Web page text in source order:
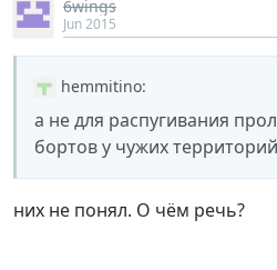
6wings
Jun 2015
hemmitino:
а не для распугивания
бортов у чужих
них не понял. О чём речь?